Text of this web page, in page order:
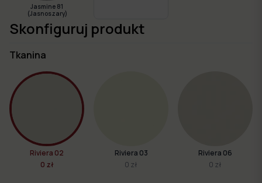
Jasmine 81
(Jasnoszary)
Skonfiguruj produkt
Tkanina
Riviera 02
0 zł
Riviera 03
0 zł
Riviera 06
0 zł